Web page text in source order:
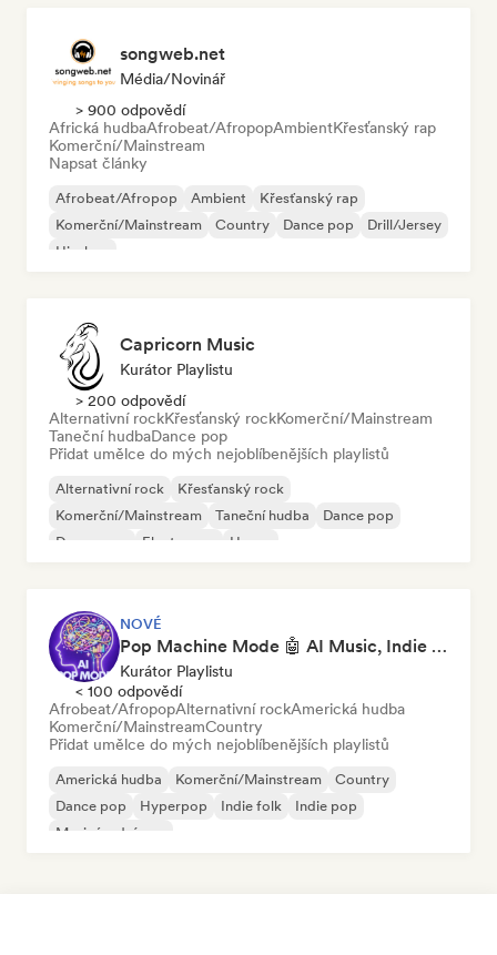
songweb.net
Média/novinář
> 900 odpovědí
Africká hudbaAfrobeat/AfropopAmbientKřesťanský rap
Komerční/Mainstream
Napsat články
Afrobeat/Afropop Ambient
Křesťanský rap
Komerční/Mainstream
Country Dance pop
Drill/Jersey
Hip-hop
Capricorn Music
Kurátor Playlistu
> 200 odpovědí
Alternativní rockKřesťanský rockKomerční/Mainstream
Taneční hudbaDance pop
Přidat umělce do mých nejoblíbenějších playlistů
Alternativní rock
Křesťanský rock
Komerční/Mainstream
Taneční hudba
Dance pop
Dream pop
Electropop House
NOVÉ
Pop Machine Mode 🤖 AI Music, Indie Pop & Dream Pop
Kurátor Playlistu
< 100 odpovědí
Afrobeat/AfropopAlternativní rockAmerická hudba
Komerční/MainstreamCountry
Přidat umělce do mých nejoblíbenějších playlistů
Americká hudba Komerční/Mainstream
Country
Dance pop
Hyperpop Indie folk
Indie pop
Mezinárodní pop